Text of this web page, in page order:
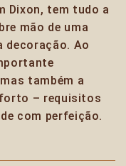
Dixon, tem tudo a
mão de uma
decoração. Ao
também a
– requisitos
com perfeição.